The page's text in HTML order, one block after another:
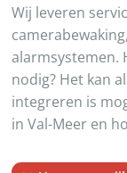
Wij leveren
alarmsystemen.
nodig? Het kan
integreren is
in Val-Meer en